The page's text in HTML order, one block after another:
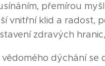
přemírou
vnitřní klid a radost,
zdravých
dýchání